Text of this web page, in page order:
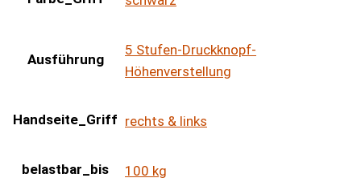
Ausführung
5 Stufen-Druckknopf-
Höhenverstellung
Handseite_Griff rechts & links
belastbar_bis 100 kg